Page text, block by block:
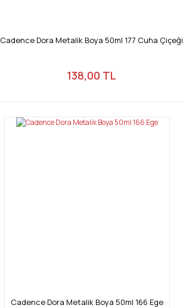
Cadence Dora Metalik Boya 50ml 177 Cuha Çiçeği
138,00 TL
Cadence Dora Metalik Boya 50ml 166 Ege